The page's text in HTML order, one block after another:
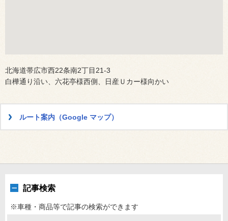
北海道帯広市西22条南2丁目21-3
白樺通り沿い、六花亭様西側、日産Ｕカー様向かい
ルート案内（Google マップ）
記事検索
※車種・商品等で記事の検索ができます